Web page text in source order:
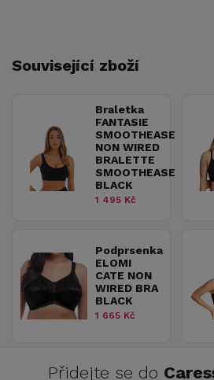
Související zboží
Braletka
FANTASIE
SMOOTHEASE
NON WIRED
BRALETTE
SMOOTHEASE
BLACK
1 495 Kč
Podprsenka
ELOMI
CATE NON
WIRED BRA
BLACK
1 665 Kč
Přidejte se do